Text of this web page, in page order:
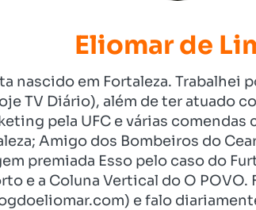
Eliomar de
nascido em Fortaleza. Trabalhei
TV Diário), além de ter atuado
pela UFC e várias
Amigo dos Bombeiros do
premiada Esso pelo caso do
e a Coluna Vertical do O POVO.
e falo